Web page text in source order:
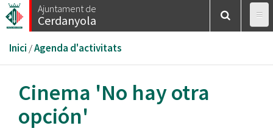
Vés
al
Ajuntament de
Cerdanyola
Esteu
aquí
Inici /Agenda d'activitats
Cinema 'No hay otra
opción'